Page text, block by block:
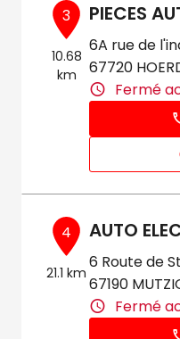
3
10.68
km
PIECES
6A rue de
67720
Fermé
4
21.1 km
AUTO
6 Route de
67190
Fermé